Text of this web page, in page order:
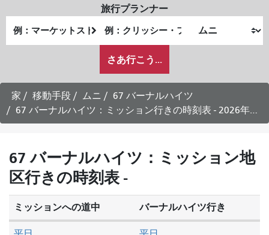
ツ
移
の
切
り
え
旅行プランナー
出
発
終
了
が
ど
の
よ
う
旅
し
い
か
さあ行こう...
家 移動手段 ムニ
67 バーナルハイツ
67 バーナルハイツ：ミッション行きの時刻表 - 2026年8月25日
67 バーナルハイツ：ミッション地
区行きの時刻表 -
ミッションへの道中 バーナルハイツ行き